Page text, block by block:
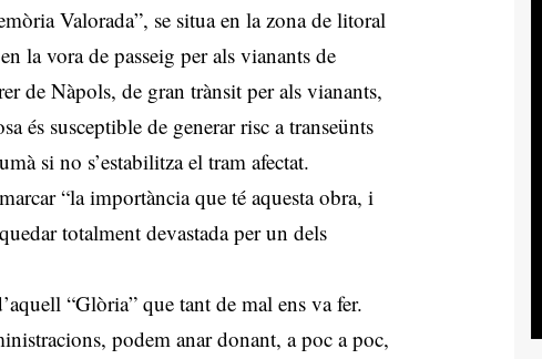
Valorada”, se situa en la zona de litoral
la vora de passeig per als vianants de
de Nàpols, de gran trànsit per als vianants,
és susceptible de generar risc a transeünts
si no s’estabilitza el tram afectat.
“la importància que té aquesta obra, i
totalment devastada per un dels
“Glòria” que tant de mal ens va fer.
podem anar donant, a poc a poc,